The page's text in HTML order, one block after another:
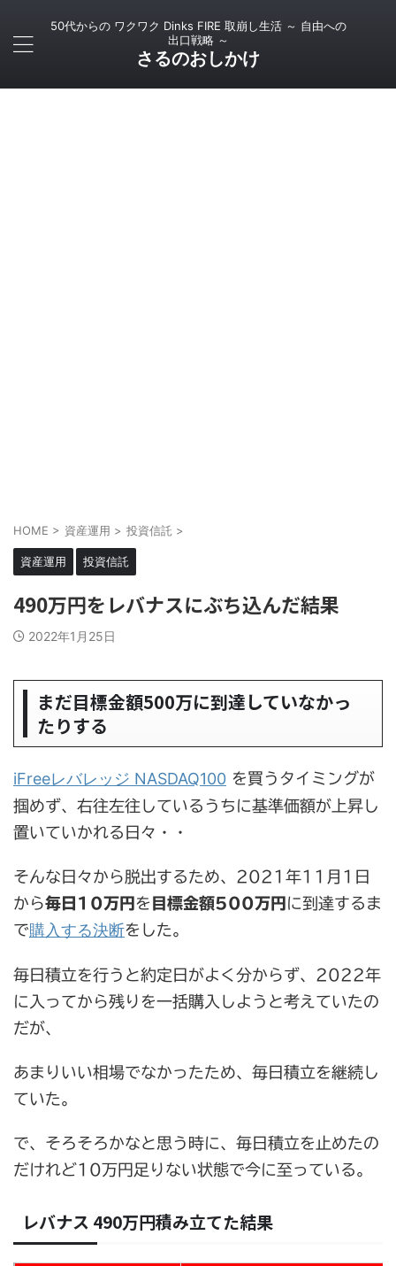
50代からの ワクワク Dinks FIRE 取崩し生活 ～ 自由への
出口戦略 ～
さるのおしかけ
HOME > 資産運用 > 投資信託 >
資産運用 投資信託
490万円をレバナスにぶち込んだ結果
2022年1月25日
まだ目標金額500万に到達していなかっ
たりする
iFreeレバレッジ NASDAQ100 を買うタイミングが
掴めず、右往左往しているうちに基準価額が上昇し
置いていかれる日々・・
そんな日々から脱出するため、2021年11月1日
から毎日10万円 を 目標金額500万円 に到達するま
で購入する決断をした。
毎日積立を行うと約定日がよく分からず、2022年
に入ってから残りを一括購入しようと考えていたの
だが、
あまりいい相場でなかったため、毎日積立を継続し
ていた。
で、そろそろかなと思う時に、毎日積立を止めたの
だけれど10万円足りない状態で今に至っている。
レバナス 490万円積み立てた結果